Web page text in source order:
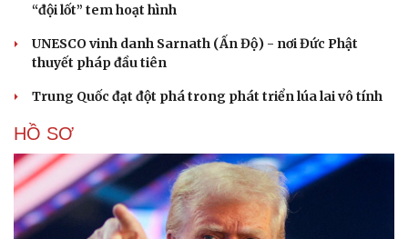
“đội lốt” tem hoạt hình
UNESCO vinh danh Sarnath (Ấn Độ) - nơi Đức Phật
thuyết pháp đầu tiên
Trung Quốc đạt đột phá trong phát triển lúa lai vô tính
HỒ SƠ